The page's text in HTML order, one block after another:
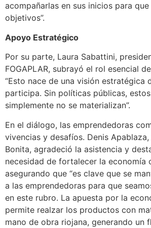
acompañarlas en sus inicios para
objetivos”.
Apoyo Estratégico
Por su parte, Laura Sabattini,
FOGAPLAR, subrayó el rol esencial
“Esto nace de una visión estratégica
participa. Sin políticas públicas,
simplemente no se materializan”.
En el diálogo, las emprendedoras
vivencias y desafíos. Denis Apablaza,
Bonita, agradeció la asistencia y
necesidad de fortalecer la economía
asegurando que “es clave que se
a las emprendedoras para que
en este rubro. La apuesta por la
permite realzar los productos con
mano de obra riojana, generando un